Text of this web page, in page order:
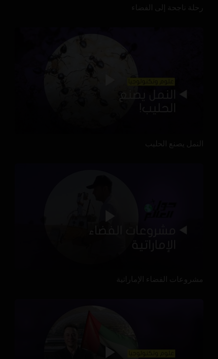
رحلة ناجحة إلى الفضاء
النمل يصنع الحليب
مشروعات الفضاء الإماراتية